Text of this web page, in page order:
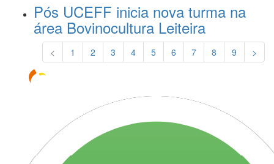
Pós UCEFF inicia nova turma na
área Bovinocultura Leiteira
< 1 2 3 4 5 6 7 8 9 >